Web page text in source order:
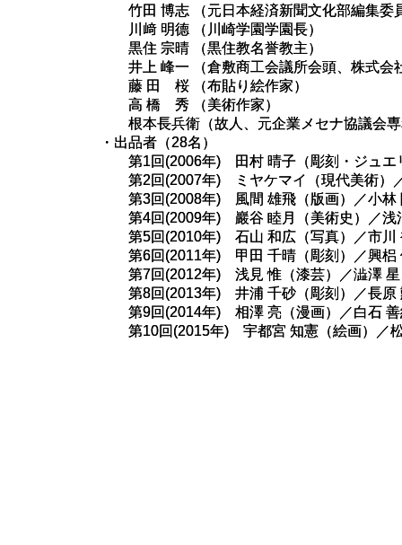
竹田 博志 （元日本経済新聞文化部編集委
川﨑 明德 （川崎学園学園長）
黒住 宗晴 （黒住教名誉教主）
井上 峰一 （倉敷商工会議所会頭、株式会
藤 田 桜 （布貼り絵作家）
高 橋 秀 （美術作家）
根本長兵衛（故人、元企業メセナ協議会専
・出品者（28名）
第1回(2006年) 田村 晴子（彫刻・ジュエ
第2回(2007年) ミヤケマイ（現代美術）／
第3回(2008年) 風間 雄飛（版画）／小林
第4回(2009年) 巖谷 睦月（美術史）／浅
第5回(2010年) 石山 和広（写真）／市川
第6回(2011年) 甲田 千晴（彫刻）／興梠
第7回(2012年) 浅見 惟（漆芸）／澁澤 星
第8回(2013年) 井浦 千砂（彫刻）／長原
第9回(2014年) 相澤 亮（漫画）／白石 善
第10回(2015年) 宇都宮 知憲（絵画）／松